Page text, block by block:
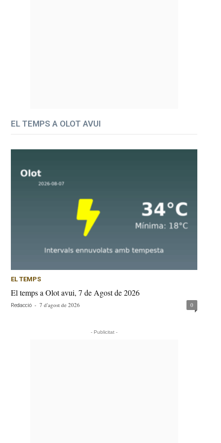
EL TEMPS A OLOT AVUI
EL TEMPS
El temps a Olot avui, 7 de Agost de 2026
Redacció - 7 d'agost de 2026 0
- Publicitat -